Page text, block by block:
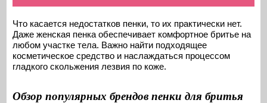
Что касается недостатков пенки, то их практически нет.
Даже женская пенка обеспечивает комфортное бритье на
любом участке тела. Важно найти подходящее
косметическое средство и наслаждаться процессом
гладкого скольжения лезвия по коже.
Обзор популярных брендов пенки для бритья